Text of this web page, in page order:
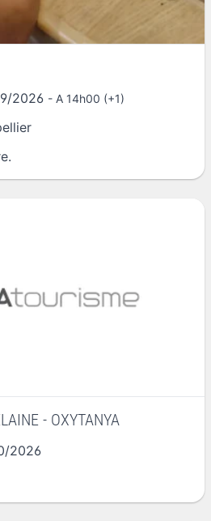
2026 - A 14h00 (+1)
- OXYTANYA
2026